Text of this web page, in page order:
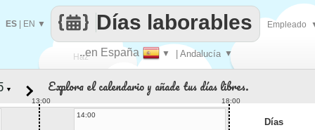
Haz..en España ▼ | Andalucía ▼
Días laborables
ES EN ▼ Empleado
▼ Explora el calendario y añade tus días libres.
13:00
18:00
14:00
Días